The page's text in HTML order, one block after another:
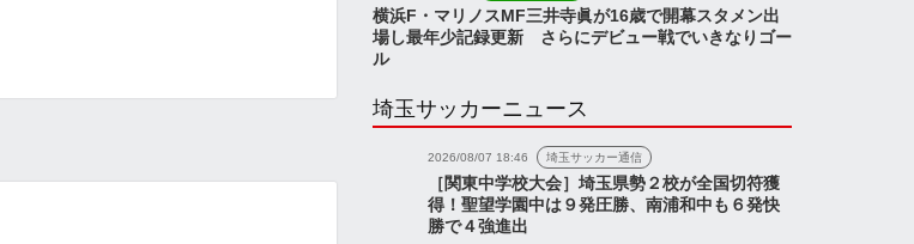
横浜F・マリノスMF三井寺眞が16歳で開幕スタメン出
場し最年少記録更新 さらにデビュー戦でいきなりゴー
ル
埼玉サッカーニュース
2026/08/07 18:46 埼玉サッカー通信
［関東中学校大会］埼玉県勢２校が全国切符獲
得！聖望学園中は９発圧勝、南浦和中も６発快
勝で４強進出